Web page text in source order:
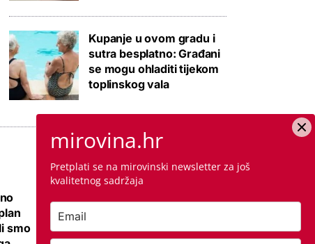
Kupanje u ovom gradu i
sutra besplatno: Građani
se mogu ohladiti tijekom
toplinskog vala
smo
znamo i jeste li
mirovina.hr
Pretplati se na mirovinski newsletter za još
kvalitetnog sadržaja